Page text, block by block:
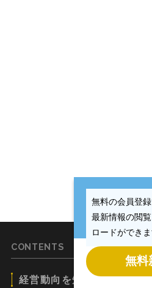
CONTENTS
経営動向を知りたい方
無料の会員登
最新情報の閲
ロードができま
無料